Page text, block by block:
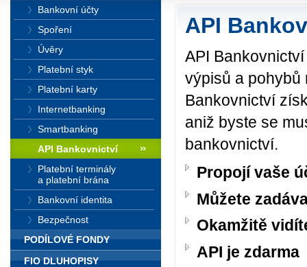
API
API
výpisů a pohybů
Bankovnictví
aniž byste se
bankovnictví.
Propojí vaše
Můžete
Okamžitě
API je zdarma
Bankovní účty
Spoření
Úvěry
Platební styk
Platební karty
Internetbanking
Smartbanking
API Bankovnictví
Platební terminály
a platební brána
Bankovní identita
Bezpečnost
PODÍLOVÉ FONDY
FIO DLUHOPISY